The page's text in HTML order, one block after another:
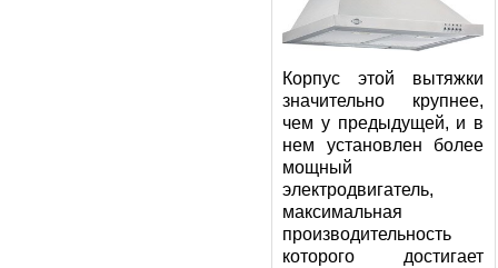
Корпус этой вытяжки
значительно крупнее,
чем у предыдущей, и в
нем установлен более
мощный
электродвигатель,
максимальная
производительность
которого достигает